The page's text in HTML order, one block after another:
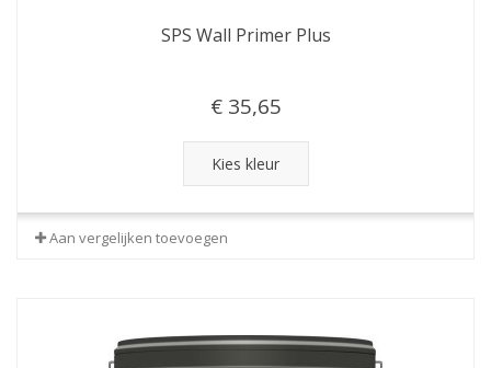
SPS Wall Primer Plus
€ 35,65
Kies kleur
Aan vergelijken toevoegen